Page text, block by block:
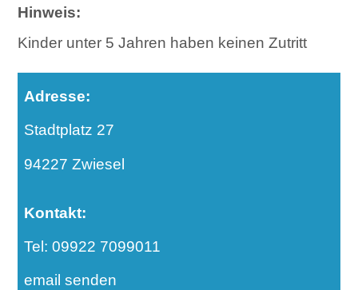
Hinweis:
Kinder unter 5 Jahren haben keinen Zutritt
Adresse:
Stadtplatz 27
94227 Zwiesel
Kontakt:
Tel: 09922 7099011
email senden